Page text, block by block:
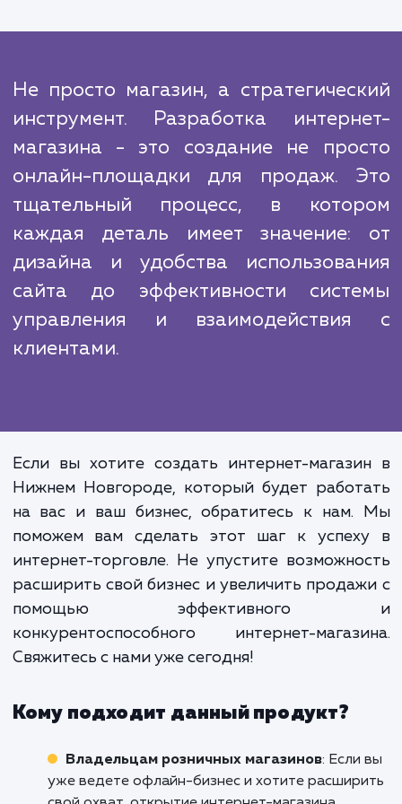
также возможности и ограничения
Конкурентоспособность интернет-
определяется не только его
характеристиками, но и тем,
отвечает потребностям и
покупателей. Создание успешного
магазина — это сочетание глубоких
области технологий и
пониманием целевой аудитории
потребностей.
Не просто магазин, а
инструмент. Разработка
магазина - это создание не
онлайн-площадки для продаж.
тщательный процесс, в
каждая деталь имеет
дизайна и удобства
управления и